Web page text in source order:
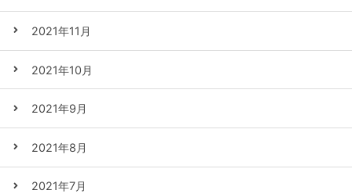
2021年11月
2021年10月
2021年9月
2021年8月
2021年7月